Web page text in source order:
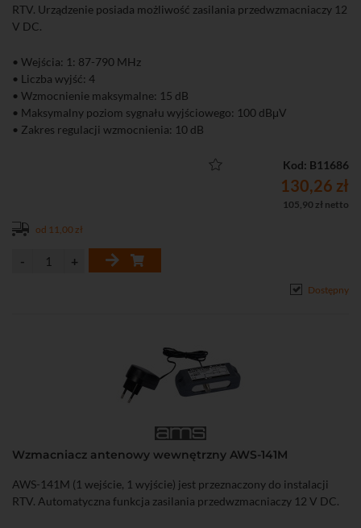
RTV. Urządzenie posiada możliwość zasilania przedwzmacniaczy 12
V DC.
• Wejścia: 1: 87-790 MHz
• Liczba wyjść: 4
• Wzmocnienie maksymalne: 15 dB
• Maksymalny poziom sygnału wyjściowego: 100 dBμV
• Zakres regulacji wzmocnienia: 10 dB
Kod: B11686
130,26 zł
105,90 zł netto
od 11,00 zł
Dostępny
Wzmacniacz antenowy wewnętrzny AWS-141M
AWS-141M (1 wejście, 1 wyjście) jest przeznaczony do instalacji
RTV. Automatyczna funkcja zasilania przedwzmacniaczy 12 V DC.